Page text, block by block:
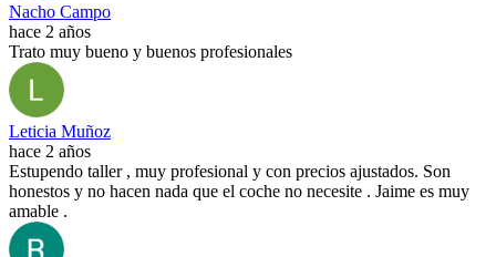
Nacho Campo
hace 2 años
Trato muy bueno y buenos profesionales
Leticia Muñoz
hace 2 años
Estupendo taller , muy profesional y con precios ajustados. Son
honestos y no hacen nada que el coche no necesite . Jaime es muy
amable .